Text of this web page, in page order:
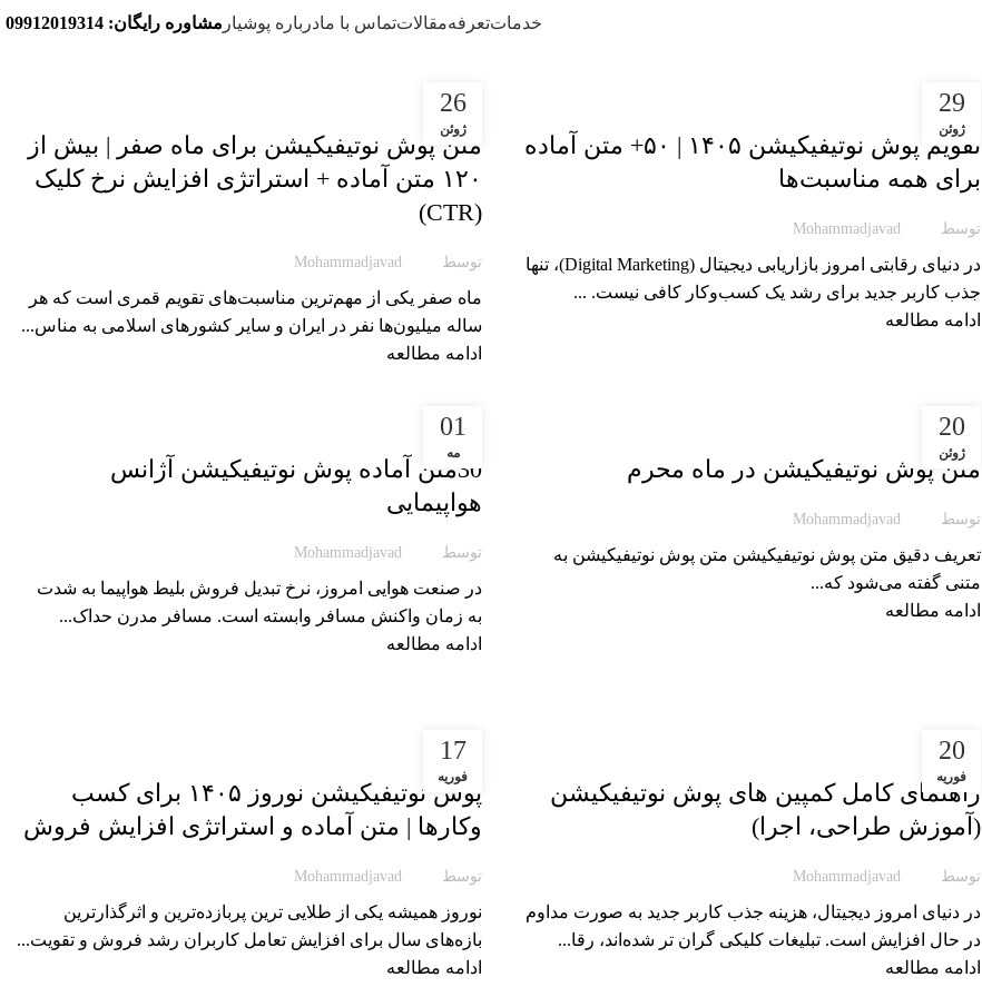
خدماتتعرفهمقالاتتماس با مادرباره پوشیار مشاوره رایگان: 09912019314
29
ژوئن
مقاله پوشیار
تقویم پوش نوتیفیکیشن ۱۴۰۵ | ۵۰+ متن آماده
برای همه مناسبت‌ها
توسط Mohammadjavad
در دنیای رقابتی امروز بازاریابی دیجیتال (Digital Marketing)، تنها
جذب کاربر جدید برای رشد یک کسب‌وکار کافی نیست. ...
ادامه مطالعه
26
ژوئن
مقاله پوشیار
متن پوش نوتیفیکیشن برای ماه صفر | بیش از
۱۲۰ متن آماده + استراتژی افزایش نرخ کلیک
(CTR)
توسط Mohammadjavad
ماه صفر یکی از مهم‌ترین مناسبت‌های تقویم قمری است که هر
ساله میلیون‌ها نفر در ایران و سایر کشورهای اسلامی به مناس...
ادامه مطالعه
20
ژوئن
مقاله پوشیار
متن پوش نوتیفیکیشن در ماه محرم
توسط Mohammadjavad
تعریف دقیق متن پوش نوتیفیکیشن متن پوش نوتیفیکیشن به
متنی گفته می‌شود که...
ادامه مطالعه
01
مه
مقاله پوشیار
30متن آماده پوش نوتیفیکیشن آژانس
هواپیمایی
توسط Mohammadjavad
در صنعت هوایی امروز، نرخ تبدیل فروش بلیط هواپیما به شدت
به زمان واکنش مسافر وابسته است. مسافر مدرن حداک...
ادامه مطالعه
20
فوریه
مقاله پوشیار
راهنمای کامل کمپین های پوش نوتیفیکیشن
(آموزش طراحی، اجرا)
توسط Mohammadjavad
در دنیای امروز دیجیتال، هزینه جذب کاربر جدید به‌ صورت مداوم
در حال افزایش است. تبلیغات کلیکی گران تر شده‌اند، رقا...
ادامه مطالعه
17
فوریه
مقاله پوشیار
پوش نوتیفیکیشن نوروز ۱۴۰۵ برای کسب
وکارها | متن آماده و استراتژی افزایش فروش
توسط Mohammadjavad
نوروز همیشه یکی از طلایی‌ ترین پربازده‌ترین و اثرگذارترین
بازه‌های سال برای افزایش تعامل کاربران رشد فروش و تقویت...
ادامه مطالعه